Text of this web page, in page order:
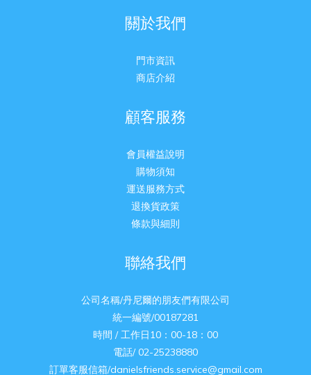
關於我們
門市資訊
商店介紹
顧客服務
會員權益說明
購物須知
運送服務方式
退換貨政策
條款與細則
聯絡我們
公司名稱/丹尼爾的朋友們有限公司
統一編號/00187281
時間 / 工作日10：00-18：00
電話/ 02-25238880
訂單客服信箱/danielsfriends.service@gmail.com